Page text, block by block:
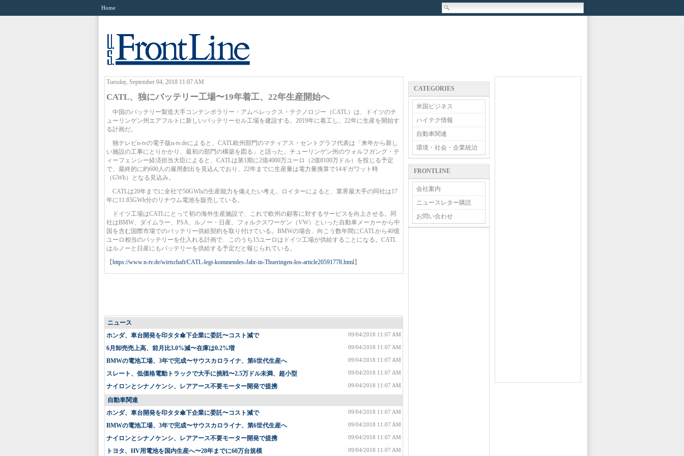
Home
Tuesday, September 04, 2018 11:07 AM
CATL、独にバッテリー工場〜19年着工、22年生産開始へ
中国のバッテリー製造大手コンテンポラリー・アムペレックス・テクノロジー（CATL）は、ドイツのチ
ューリンゲン州エアフルトに新しいバッテリーセル工場を建設する。2019年に着工し、22年に生産を開始す
る計画だ。
独テレビn-tvの電子版n-tv.deによると、CATL欧州部門のマティアス・セントグラフ代表は「来年から新し
い施設の工事にとりかかり、最初の部門の構築を図る」と語った。チューリンゲン州のウォルフガング・テ
ィーフェンシー経済担当大臣によると、CATLは第1期に2億4000万ユーロ（2億8100万ドル）を投じる予定
で、最終的に約600人の雇用創出を見込んでおり、22年までに生産量は電力量換算で14ギガワット時
（GWh）となる見込み。
CATLは20年までに全社で50GWhの生産能力を備えたい考え。ロイターによると、業界最大手の同社は17
年に11.85GWh分のリチウム電池を販売している。
ドイツ工場はCATLにとって初の海外生産施設で、これで欧州の顧客に対するサービスを向上させる。同
社はBMW、ダイムラー、PSA、ルノー・日産、フォルクスワーゲン（VW）といった自動車メーカーから中
国を含む国際市場でのバッテリー供給契約を取り付けている。BMWの場合、向こう数年間にCATLから40億
ユーロ相当のバッテリーを仕入れる計画で、このうち15ユーロはドイツ工場が供給することになる。CATL
はルノーと日産にもバッテリーを供給する予定だと報じられている。
【https://www.n-tv.de/wirtschaft/CATL-legt-kommendes-Jahr-in-Thueringen-los-article20591778.html】
ニュース
09/04/2018 11:07 AM
ホンダ、車台開発を印タタ傘下企業に委託〜コスト減で
09/04/2018 11:07 AM
6月卸売売上高、前月比3.0%減〜在庫は0.2%増
09/04/2018 11:07 AM
BMWの電池工場、3年で完成〜サウスカロライナ、第6世代生産へ
09/04/2018 11:07 AM
スレート、低価格電動トラックで大手に挑戦〜2.5万ドル未満、超小型
09/04/2018 11:07 AM
ナイロンとシナノケンシ、レアアース不要モーター開発で提携
自動車関連
09/04/2018 11:07 AM
ホンダ、車台開発を印タタ傘下企業に委託〜コスト減で
09/04/2018 11:07 AM
BMWの電池工場、3年で完成〜サウスカロライナ、第6世代生産へ
09/04/2018 11:07 AM
ナイロンとシナノケンシ、レアアース不要モーター開発で提携
09/04/2018 11:07 AM
トヨタ、HV用電池を国内生産へ〜28年までに60万台規模
CATEGORIES
米国ビジネス
ハイテク情報
自動車関連
環境・社会・企業統治
FRONTLINE
会社案内
ニュースレター購読
お問い合わせ